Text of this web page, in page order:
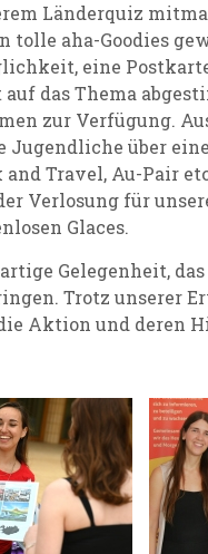
Länderquiz
tolle aha-Goodies
eine
das Thema
zur Verfügung.
über
Travel, Au-Pair
Verlosung für
Glaces.
Gelegenheit,
Trotz unserer
Aktion und deren